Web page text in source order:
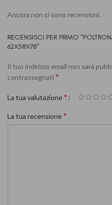
Ancora non ci sono recensioni.
RECENSISCI PER PRIMO
62X58X78”
Il tuo indirizzo email non sarà
contrassegnati*
La tua valutazione*
La tua recensione*